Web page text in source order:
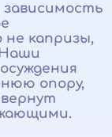
капризы,
Наши
опору,